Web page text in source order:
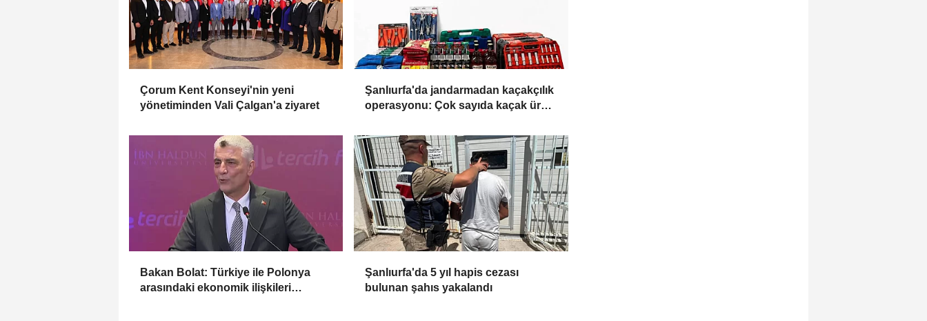
Çorum Kent Konseyi'nin yeni
yönetiminden Vali Çalgan'a ziyaret
Şanlıurfa'da jandarmadan kaçakçılık
operasyonu: Çok sayıda kaçak ürün
Bakan Bolat: Türkiye ile Polonya
arasındaki ekonomik ilişkileri
Şanlıurfa'da 5 yıl hapis cezası
bulunan şahıs yakalandı